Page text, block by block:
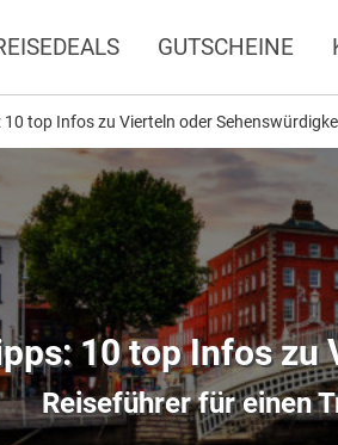
GUTSCHEINE
10 top Infos zu Vierteln oder
10 top Infos zu
Reiseführer für einen